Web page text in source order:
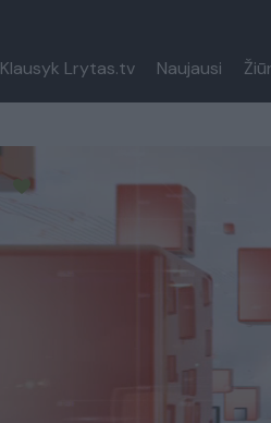
Klausyk Lrytas.tv Naujausi
Paremkite Ukrainą